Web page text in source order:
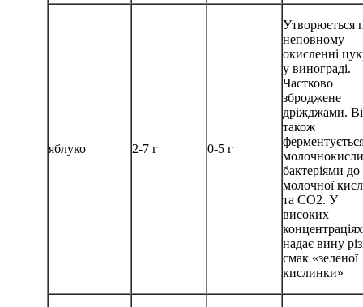
яблуко 2-7 г 0-5 г
Утворюється
неповному
окисленні
у винограді.
Частково
зброджене
дріжджами.
також
бактеріями до
молочної
та CO2. У
високих
концентраціях
надає вину
смак «зеленої
кислинки»